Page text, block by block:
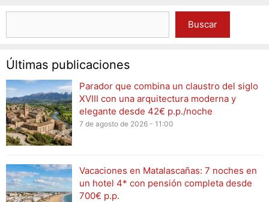
Buscar
Últimas publicaciones
Parador que combina un claustro del siglo
XVIII con una arquitectura moderna y
elegante desde 42€ p.p./noche
7 de agosto de 2026 - 11:00
Vacaciones en Matalascañas: 7 noches en
un hotel 4* con pensión completa desde
700€ p.p.